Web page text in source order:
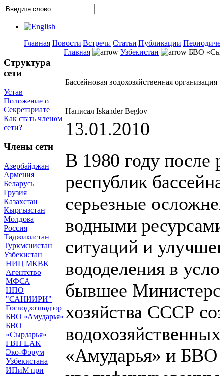
Главная Новости Встречи Статьи Публикации
Структура
сети
Устав
Положение о
Секретариате
Как стать членом
сети?
Члены сети
Азербайджан
Армения
Беларусь
Грузия
Казахстан
Кыргызстан
Молдова
Россия
Таджикистан
Туркменистан
Узбекистан
НИЦ МКВК
Агентство
МФСА
НПО
"САНИИРИ"
Госводхознадзор
БВО «Амударья»
БВО
«Сырдарья»
ГВП ЦАК
Эко-Форум
Узбекистана
ИПиМ при
Главная Узбекистан БВО
Бассейновая водохозяйственная
Написал Iskander Beglov
13.01.2010
В 1980 году после
республик
серьезные
водными
ситуаций и
вододеления в
бывшее
хозяйства СССР
«Амударья» и